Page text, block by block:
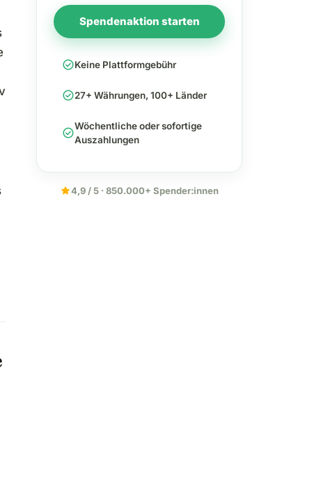
Spendenaktion starten
check_circleKeine Plattformgebühr
check_circle27+ Währungen, 100+ Länder
check_circleWöchentliche oder sofortige
Auszahlungen
star4,9 / 5 · 850.000+ Spender:innen